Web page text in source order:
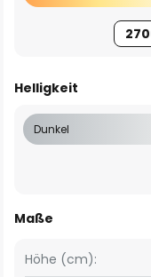
Helligkeit
Dunkel
Maße
Höhe (cm):